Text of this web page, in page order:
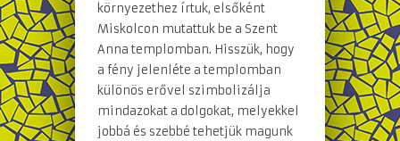
környezethez írtuk, elsőként
Miskolcon mutattuk be a Szent
Anna templomban. Hisszük, hogy
a fény jelenléte a templomban
különös erővel szimbolizálja
mindazokat a dolgokat, melyekkel
jobbá és szebbé tehetjük magunk